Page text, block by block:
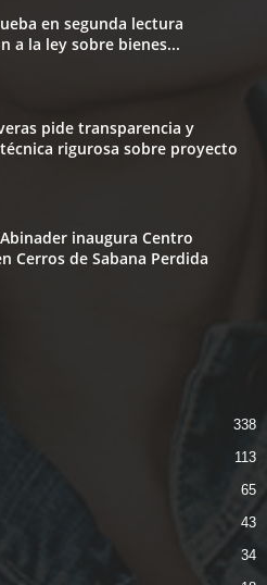
en segunda lectura
a la ley sobre bienes...
pide transparencia y
rigurosa sobre proyecto
inaugura Centro
Cerros de Sabana Perdida
338
113
65
43
34